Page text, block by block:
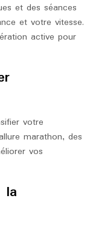
et des séances
et votre vitesse.
active pour
votre
marathon, des
vos
la